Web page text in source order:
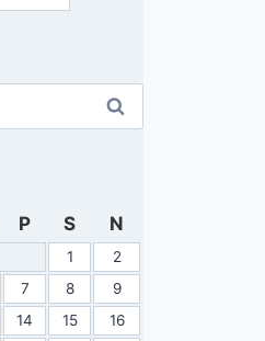
P S N
1
2
7 8
9
14 15
16